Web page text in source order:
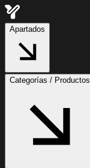
Apartados
Categorías / Productos